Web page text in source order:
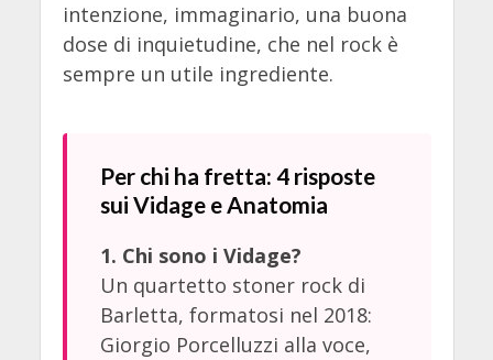
intenzione, immaginario, una buona
dose di inquietudine, che nel rock è
sempre un utile ingrediente.
Per chi ha fretta: 4 risposte
sui Vidage e Anatomia
1. Chi sono i Vidage?
Un quartetto stoner rock di
Barletta, formatosi nel 2018:
Giorgio Porcelluzzi alla voce,